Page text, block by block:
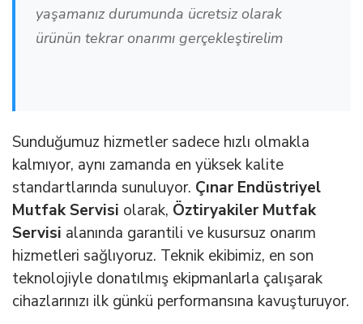
yaşamanız durumunda ücretsiz olarak
ürünün tekrar onarımı gerçekleştirelim
Sunduğumuz hizmetler sadece hızlı olmakla
kalmıyor, aynı zamanda en yüksek kalite
standartlarında sunuluyor. Çınar Endüstriyel
Mutfak Servisi olarak, Öztiryakiler Mutfak
Servisi alanında garantili ve kusursuz onarım
hizmetleri sağlıyoruz. Teknik ekibimiz, en son
teknolojiyle donatılmış ekipmanlarla çalışarak
cihazlarınızı ilk günkü performansına kavuşturuyor.